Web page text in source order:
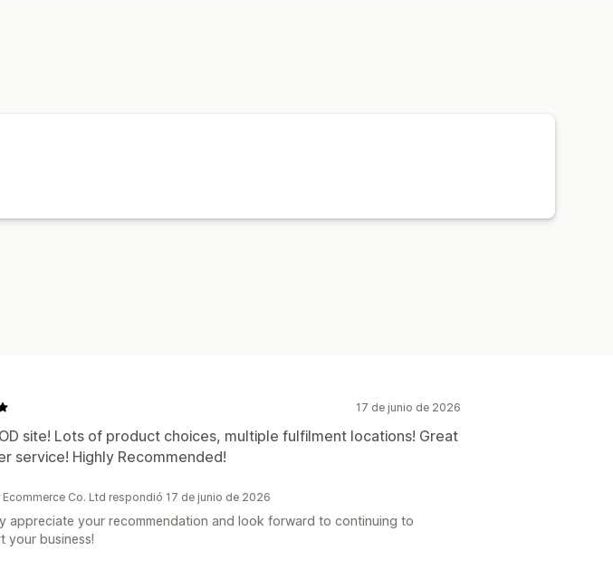
17 de junio de 2026
site! Lots of product choices, multiple fulfilment locations! Great
service! Highly Recommended!
Ecommerce Co. Ltd respondió 17 de junio de 2026
appreciate your recommendation and look forward to continuing to
your business!